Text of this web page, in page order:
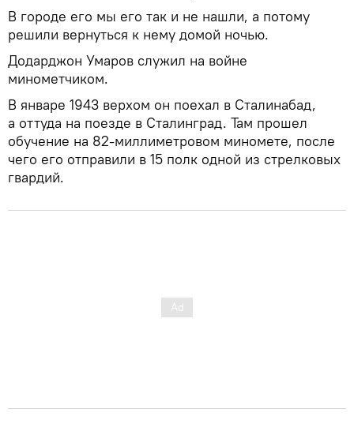
В городе его мы его так и не нашли, а потому
решили вернуться к нему домой ночью.
Додарджон Умаров служил на войне
минометчиком.
В январе 1943 верхом он поехал в Сталинабад,
а оттуда на поезде в Сталинград. Там прошел
обучение на 82-миллиметровом миномете, после
чего его отправили в 15 полк одной из стрелковых
гвардий.